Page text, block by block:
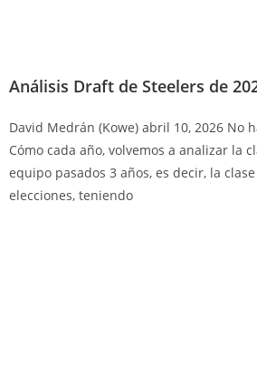
Análisis Draft de Steelers de
David Medrán (Kowe) abril 10, 2026 No
Cómo cada año, volvemos a analizar la
equipo pasados 3 años, es decir, la
elecciones, teniendo